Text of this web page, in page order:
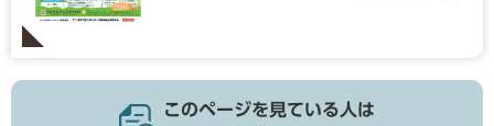
このページを見ている人は